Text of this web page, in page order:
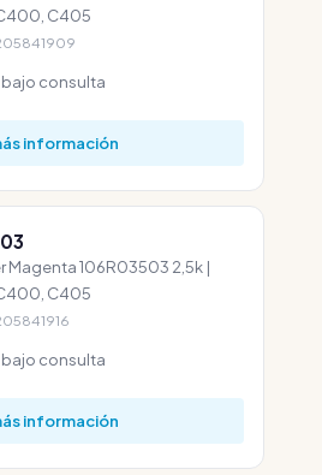
C405
bajo consulta
información
Magenta 106R03503 2,5k |
C405
bajo consulta
información